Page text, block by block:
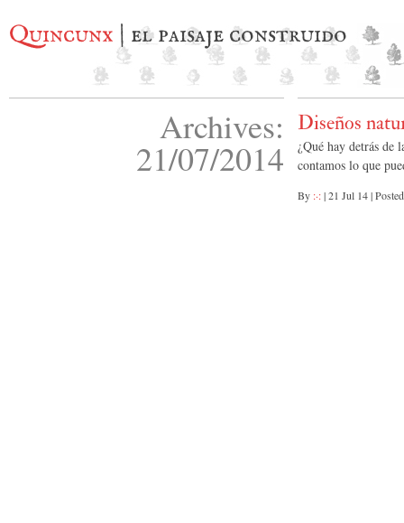
Quincunx | el paisaje construido
Archives:
21/07/2014
Diseños
¿Qué hay detrás de
contamos lo que
By :·:|21 Jul 14|